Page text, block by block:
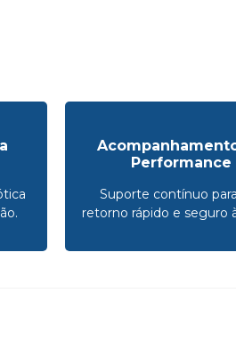
Performance
Suporte contínuo
retorno rápido e seguro